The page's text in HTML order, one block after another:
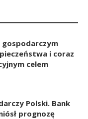
gospodarczym
i coraz
celem
Polski. Bank
prognozę